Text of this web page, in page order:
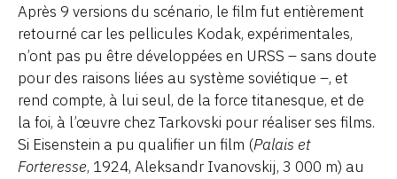
Après 9 versions du scénario, le film fut entièrement
retourné car les pellicules Kodak, expérimentales,
n’ont pas pu être développées en URSS – sans doute
pour des raisons liées au système soviétique –, et
rend compte, à lui seul, de la force titanesque, et de
la foi, à l’œuvre chez Tarkovski pour réaliser ses films.
Si Eisenstein a pu qualifier un film (Palais et
Forteresse, 1924, Aleksandr Ivanovskij, 3 000 m) au